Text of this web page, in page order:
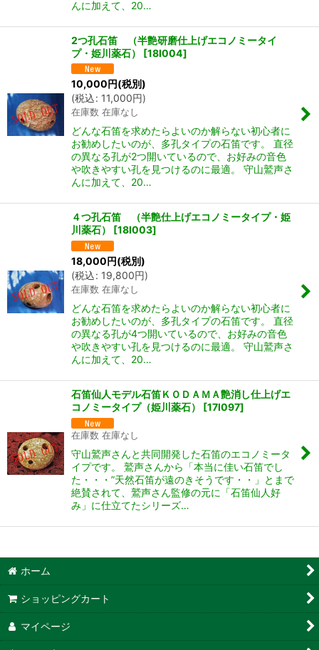
んに加えて、20…
2つ孔石笛 （半艶研磨仕上げエコノミータイ
プ・姫川薬石）
[18I004]
10,000円(税別)
(税込: 11,000円)
在庫数 在庫なし
どんな石笛を求めたらよいのか解らない初心者に
お勧めしたいのが、多孔タイプの石笛です。 直径
の異なる孔が2つ開いているので、お好みの音色
や吹きやすい孔を見つけるのに最適。 守山鷲声さ
んに加えて、20…
４つ孔石笛 （半艶仕上げエコノミータイプ・姫
川薬石）
[18I003]
18,000円(税別)
(税込: 19,800円)
在庫数 在庫なし
どんな石笛を求めたらよいのか解らない初心者に
お勧めしたいのが、多孔タイプの石笛です。 直径
の異なる孔が4つ開いているので、お好みの音色
や吹きやすい孔を見つけるのに最適。 守山鷲声さ
んに加えて、20…
石笛仙人モデル石笛ＫＯＤＡＭＡ艶消し仕上げエ
コノミータイプ（姫川薬石）
[17I097]
在庫数 在庫なし
守山鷲声さんと共同開発した石笛のエコノミータ
イプです。 鷲声さんから「本当に佳い石笛でし
た・・・”天然石笛が遠のきそうです・・」とまで
絶賛されて、鷲声さん監修の元に「石笛仙人好
み」に仕立てたシリーズ…
ホーム
ショッピングカート
マイページ